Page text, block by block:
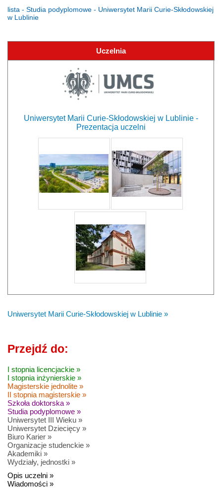
lista - Studia podyplomowe - Uniwersytet Marii Curie-Skłodowskiej
w Lublinie
Uczelnia
Uniwersytet Marii Curie-Skłodowskiej w Lublinie -
Prezentacja uczelni
Uniwersytet Marii Curie-Skłodowskiej w Lublinie »
Przejdź do:
I stopnia licencjackie »
I stopnia inżynierskie »
Magisterskie jednolite »
II stopnia magisterskie »
Szkoła doktorska »
Studia podyplomowe »
Uniwersytet III Wieku »
Uniwersytet Dziecięcy »
Biuro Karier »
Organizacje studenckie »
Akademiki »
Wydziały, jednostki »
Opis uczelni »
Wiadomości »